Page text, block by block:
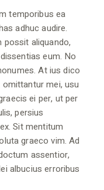
temporibus ea
adhuc audire.
possit aliquando,
eum. No
At ius dico
mei, usu
ei per, ut per
persius
Sit mentitum
graeco vim. Ad
assentior,
albucius erroribus